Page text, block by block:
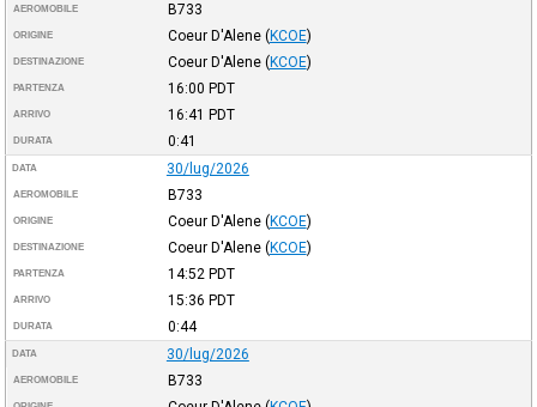
AEROMOBILE B733
ORIGINE Coeur D'Alene (KCOE)
DESTINAZIONE Coeur D'Alene (KCOE)
PARTENZA 16:00 PDT
ARRIVO 16:41 PDT
DURATA 0:41
DATA 30/lug/2026
AEROMOBILE B733
ORIGINE Coeur D'Alene (KCOE)
DESTINAZIONE Coeur D'Alene (KCOE)
PARTENZA 14:52 PDT
ARRIVO 15:36 PDT
DURATA 0:44
DATA 30/lug/2026
AEROMOBILE B733